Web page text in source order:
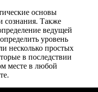
основы
сознания. Также
ведущей
уровень
несколько простых
в последствии
месте в любой